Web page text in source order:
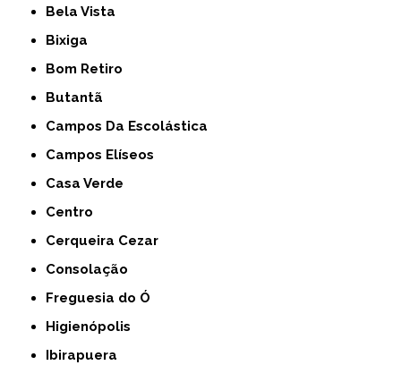
Bela Vista
Bixiga
Bom Retiro
Butantã
Campos Da Escolástica
Campos Elíseos
Casa Verde
Centro
Cerqueira Cezar
Consolação
Freguesia do Ó
Higienópolis
Ibirapuera